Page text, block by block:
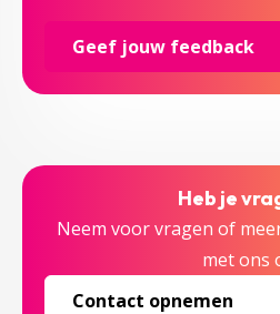
Geef jouw feedback
Heb je
Neem voor vragen of
met ons
Contact opnemen